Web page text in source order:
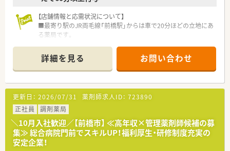
■今後さらに調剤併設店舗が増加していく予定であり、新しいポ
ジションで活躍できるチャンスが豊富にあります。
【店舗情報と応需状況について】
■最寄り駅のJR両毛線「前橋駅」からは車で20分ほどの立地にあ
る薬局です。
対応しています。
■1日の処方箋応需枚数は約120枚で、常勤薬剤師5～6名体制で
運営しています。
【法人特徴について】
■北海道から関西地方まで全国に約200店舗の調剤薬局を順調
に展開しています。
■調剤薬局運営以外にも、介護事業や健康食品事業、ジム運営な
ど多角的に展開中です。
■「笑顔のそばに。もっとずっと。」をテーマに、地域のかかりつ
け薬局を目指しています。
詳細を見る お問い合わせ
更新日： 2026/07/31 薬剤師求人ID： 723890
正社員
調剤薬局
＼10月入社歓迎／【前橋市】 ≪高年収×管理薬剤師候補の募
集≫ 総合病院門前でスキルUP！福利厚生・研修制度充実の
安定企業！